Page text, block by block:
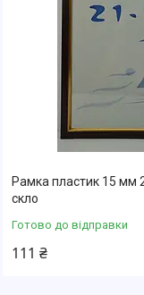
Рамка пластик 15 мм
скло
Готово до відправки
111 ₴